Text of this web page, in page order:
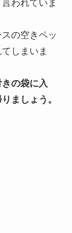
われていま
の空きペッ
しまいま
の袋に入
ましょう。